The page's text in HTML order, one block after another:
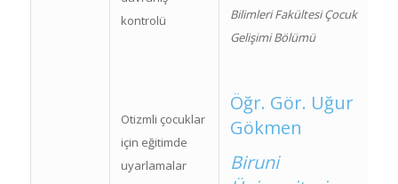
kontrolü
Otizmli çocuklar
için eğitimde
uyarlamalar
Bilimleri Fakültesi Çocuk
Gelişimi Bölümü
Öğr. Gör. Uğur
Gökmen
Biruni